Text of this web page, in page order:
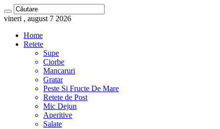
vineri , august 7 2026
Home
Retete
Supe
Ciorbe
Mancaruri
Gratar
Peste Si Fructe De Mare
Retete de Post
Mic Dejun
Aperitive
Salate